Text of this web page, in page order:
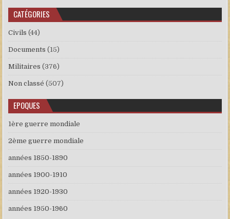
CATÉGORIES
Civils (44)
Documents (15)
Militaires (376)
Non classé (507)
EPOQUES
1ère guerre mondiale
2ème guerre mondiale
années 1850-1890
années 1900-1910
années 1920-1930
années 1950-1960